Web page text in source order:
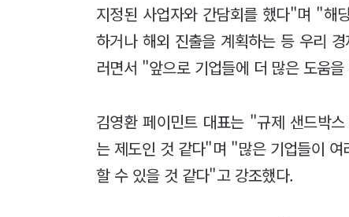
지정된 사업자와 간담회를 했다"며 "해
하거나 해외 진출을 계획하는 등 우리
러면서 "앞으로 기업들에 더 많은 도움
김영환 페이민트 대표는 "규제 샌드박
는 제도인 것 같다"며 "많은 기업들이
할 수 있을 것 같다"고 강조했다.